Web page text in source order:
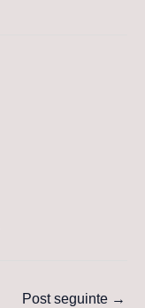
Post seguinte →